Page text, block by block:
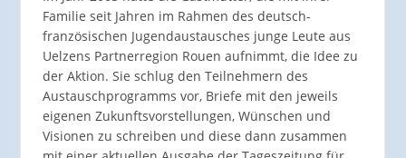
Familie seit Jahren im Rahmen des deutsch-
französischen Jugendaustausches junge Leute aus
Uelzens Partnerregion Rouen aufnimmt, die Idee zu
der Aktion. Sie schlug den Teilnehmern des
Austauschprogramms vor, Briefe mit den jeweils
eigenen Zukunftsvorstellungen, Wünschen und
Visionen zu schreiben und diese dann zusammen